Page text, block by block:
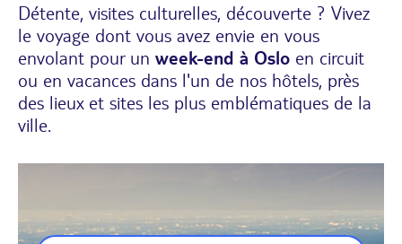
Détente, visites culturelles, découverte ? Vivez
le voyage dont vous avez envie en vous
envolant pour un week-end à Oslo en circuit
ou en vacances dans l'un de nos hôtels, près
des lieux et sites les plus emblématiques de la
ville.